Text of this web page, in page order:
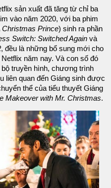
sản xuất đã tăng từ chỉ ba
vào năm 2020, với ba phim
Christmas Prince) sinh ra phần
Switch: Switched Again và
, đều là những bổ sung mới cho
năm nay. Và con số đó
truyền hình, chương trình
liên quan đến Giáng sinh được
thể của tiểu thuyết Giáng
Makeover with Mr. Christmas.